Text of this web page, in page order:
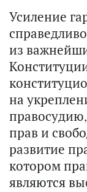
Усиление
из
на
прав и
развитие
котором
являются